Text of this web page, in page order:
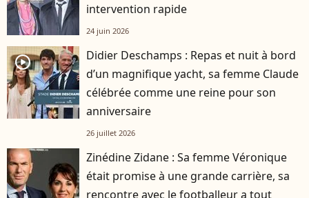
intervention rapide
24 juin 2026
player2
Didier Deschamps : Repas et nuit à bord
d’un magnifique yacht, sa femme Claude
célébrée comme une reine pour son
anniversaire
26 juillet 2026
Zinédine Zidane : Sa femme Véronique
était promise à une grande carrière, sa
rencontre avec le footballeur a tout